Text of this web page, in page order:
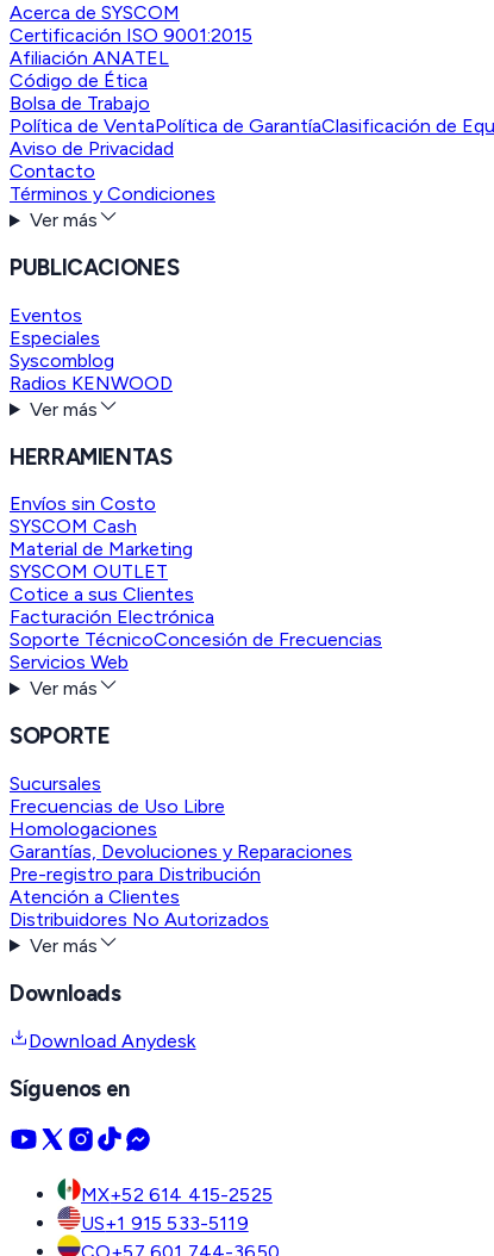
Acerca de SYSCOM
Certificación ISO 9001:2015
Afiliación ANATEL
Código de Ética
Bolsa de Trabajo
Política de VentaPolítica de GarantíaClasificación de
Aviso de Privacidad
Contacto
Términos y Condiciones
Ver más
PUBLICACIONES
Eventos
Especiales
Syscomblog
Radios KENWOOD
Ver más
HERRAMIENTAS
Envíos sin Costo
SYSCOM Cash
Material de Marketing
SYSCOM OUTLET
Cotice a sus Clientes
Facturación Electrónica
Soporte TécnicoConcesión de Frecuencias
Servicios Web
Ver más
SOPORTE
Sucursales
Frecuencias de Uso Libre
Homologaciones
Garantías, Devoluciones y Reparaciones
Pre-registro para Distribución
Atención a Clientes
Distribuidores No Autorizados
Ver más
Downloads
Download Anydesk
Síguenos en
MX+52 614 415-2525
US+1 915 533-5119
CO+57 601 744-3650